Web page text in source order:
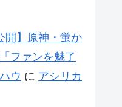
開】原神・蛍か
ファンを魅了
ウ に アシリカ